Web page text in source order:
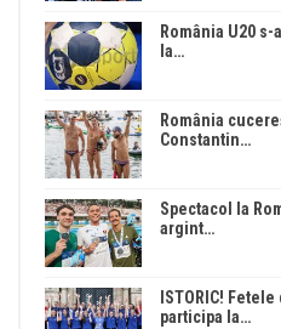
România U20
la…
România
Constantin…
Spectacol la
argint…
ISTORIC!
participa la…